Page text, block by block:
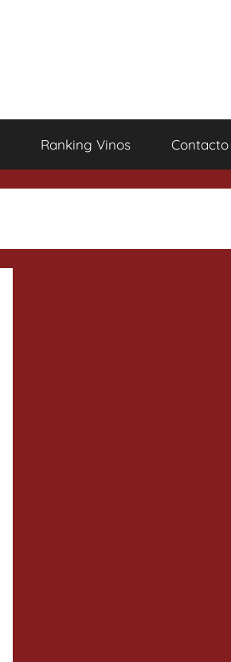
Ranking Vinos Contacto